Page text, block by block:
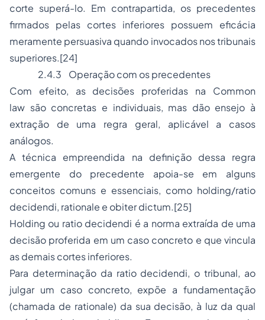
corte superá-lo. Em contrapartida, os precedentes
firmados pelas cortes inferiores possuem eficácia
meramente persuasiva quando invocados nos tribunais
superiores.[24]
2.4.3 Operação com os precedentes
Com efeito, as decisões proferidas na Common
law são concretas e individuais, mas dão ensejo à
extração de uma regra geral, aplicável a casos
análogos.
A técnica empreendida na definição dessa regra
emergente do precedente apoia-se em alguns
conceitos comuns e essenciais, como holding/ratio
decidendi, rationale e obiter dictum.[25]
Holding ou ratio decidendi é a norma extraída de uma
decisão proferida em um caso concreto e que vincula
as demais cortes inferiores.
Para determinação da ratio decidendi, o tribunal, ao
julgar um caso concreto, expõe a fundamentação
(chamada de rationale) da sua decisão, à luz da qual